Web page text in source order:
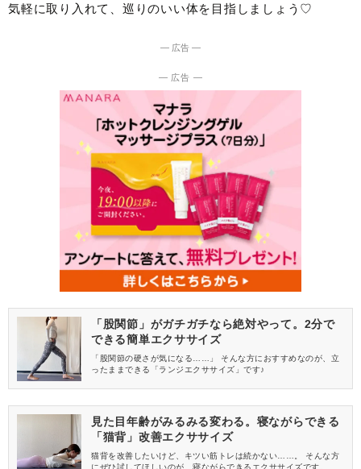
気軽に取り入れて、巡りのいい体を目指しましょう♡
― 広告 ―
― 広告 ―
「股関節」がガチガチなら絶対やって。2分で
できる簡単エクササイズ
「股関節の硬さが気になる……」 そんな方におすすめなのが、立
ったままできる「ランジエクササイズ」です♪
見た目年齢がみるみる変わる。寝ながらできる
「猫背」改善エクササイズ
猫背を改善したいけど、キツい筋トレは続かない……。 そんな方